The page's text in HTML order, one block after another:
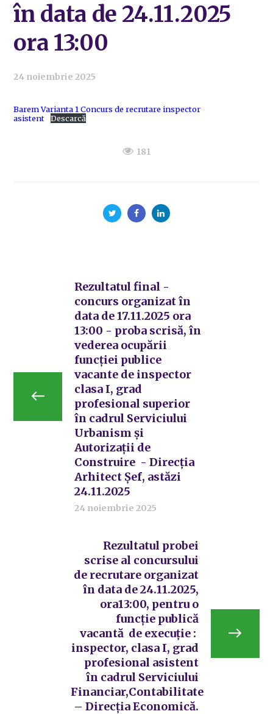
în data de 24.11.2025
ora 13:00
24 noiembrie 2025
Barem Varianta 1 Concurs de recrutare inspector
asistent
Descarcă
181
Rezultatul final -
concurs organizat în
data de 17.11.2025 ora
13:00 - proba scrisă, în
vederea ocupării
funcției publice
vacante de inspector
clasa I, grad
profesional superior
în cadrul Serviciului
Urbanism și
Autorizații de
Construire - Direcția
Arhitect Șef, astăzi
24.11.2025
24 noiembrie 2025
Rezultatul probei
scrise al concursului
de recrutare organizat
în data de 24.11.2025,
ora13:00, pentru o
funcție publică
vacantă de execuție :
inspector, clasa I, grad
profesional asistent
în cadrul Serviciului
Financiar,Contabilitate
– Direcția Economică.